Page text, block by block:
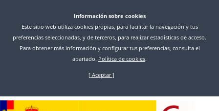
main
Información sobre cookies
Este sitio web utiliza cookies propias, para facilitar la navegación y tus
preferencias seleccionadas, y de terceros, para realizar estadísticas de acceso.
Para obtener más información y configurar tus preferencias, consulta el
apartado. Política de cookies.
[ Aceptar ]